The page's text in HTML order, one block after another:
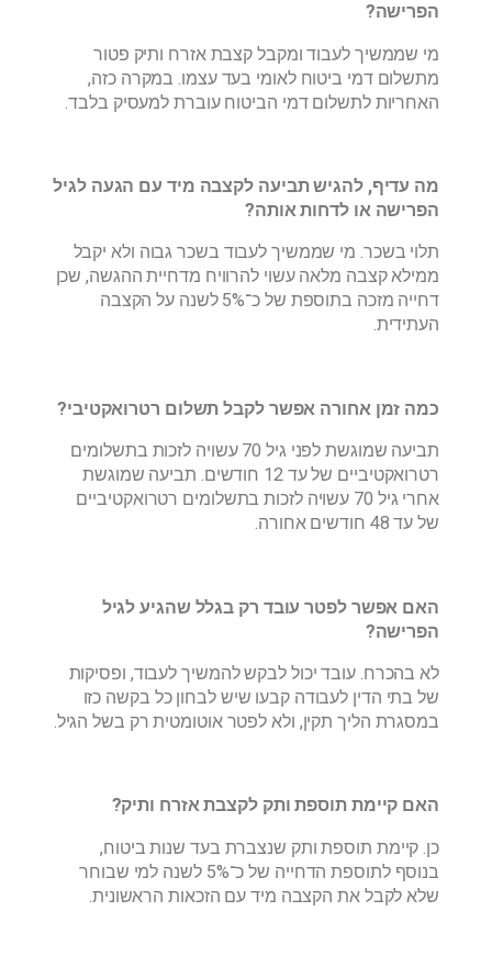
הפרישה?
מי שממשיך לעבוד ומקבל קצבת אזרח ותיק פטור
מתשלום דמי ביטוח לאומי בעד עצמו. במקרה כזה,
האחריות לתשלום דמי הביטוח עוברת למעסיק בלבד.
מה עדיף, להגיש תביעה לקצבה מיד עם הגעה לגיל
הפרישה או לדחות אותה?
תלוי בשכר. מי שממשיך לעבוד בשכר גבוה ולא יקבל
ממילא קצבה מלאה עשוי להרוויח מדחיית ההגשה, שכן
דחייה מזכה בתוספת של כ־5% לשנה על הקצבה
העתידית.
כמה זמן אחורה אפשר לקבל תשלום רטרואקטיבי?
תביעה שמוגשת לפני גיל 70 עשויה לזכות בתשלומים
רטרואקטיביים של עד 12 חודשים. תביעה שמוגשת
אחרי גיל 70 עשויה לזכות בתשלומים רטרואקטיביים
של עד 48 חודשים אחורה.
האם אפשר לפטר עובד רק בגלל שהגיע לגיל
הפרישה?
לא בהכרח. עובד יכול לבקש להמשיך לעבוד, ופסיקות
של בתי הדין לעבודה קבעו שיש לבחון כל בקשה כזו
במסגרת הליך תקין, ולא לפטר אוטומטית רק בשל הגיל.
האם קיימת תוספת ותק לקצבת אזרח ותיק?
כן. קיימת תוספת ותק שנצברת בעד שנות ביטוח,
בנוסף לתוספת הדחייה של כ־5% לשנה למי שבוחר
שלא לקבל את הקצבה מיד עם הזכאות הראשונית.